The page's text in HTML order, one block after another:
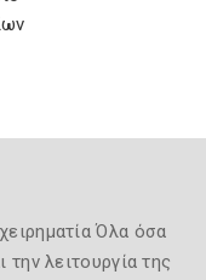
Όλα όσα
λειτουργία της